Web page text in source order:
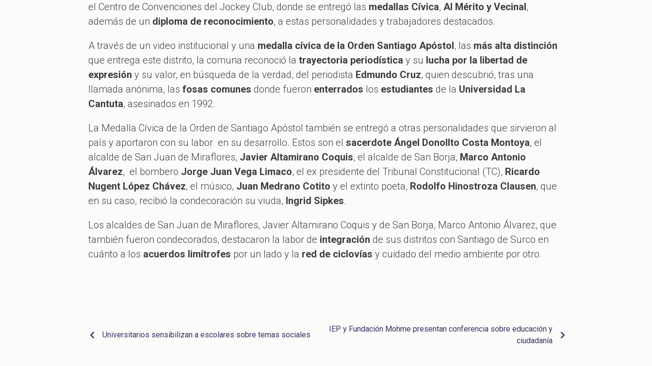
el Centro de Convenciones del Jockey Club, donde se entregó las medallas Cívica, Al Mérito y Vecinal,
además de un diploma de reconocimiento, a estas personalidades y trabajadores destacados.
A través de un video institucional y una medalla cívica de la Orden Santiago Apóstol, las más alta distinción
que entrega este distrito, la comuna reconoció la trayectoria periodística y su lucha por la libertad de
expresión y su valor, en búsqueda de la verdad, del periodista Edmundo Cruz, quien descubrió, tras una
llamada anónima, las fosas comunes donde fueron enterrados los estudiantes de la Universidad La
Cantuta, asesinados en 1992.
La Medalla Cívica de la Orden de Santiago Apóstol también se entregó a otras personalidades que sirvieron al
país y aportaron con su labor en su desarrollo. Estos son el sacerdote Ángel Donollto Costa Montoya, el
alcalde de San Juan de Miraflores, Javier Altamirano Coquis, el alcalde de San Borja, Marco Antonio
Álvarez, el bombero Jorge Juan Vega Limaco, el ex presidente del Tribunal Constitucional (TC), Ricardo
Nugent López Chávez, el músico, Juan Medrano Cotito y el extinto poeta, Rodolfo Hinostroza Clausen, que
en su caso, recibió la condecoración su viuda, Ingrid Sipkes.
Los alcaldes de San Juan de Miraflores, Javier Altamirano Coquis y de San Borja, Marco Antonio Álvarez, que
también fueron condecorados, destacaron la labor de integración de sus distritos con Santiago de Surco en
cuánto a los acuerdos limítrofes por un lado y la red de ciclovías y cuidado del medio ambiente por otro.
Universitarios sensibilizan a escolares sobre temas sociales
IEP y Fundación Mohme presentan conferencia sobre educación y
ciudadanía